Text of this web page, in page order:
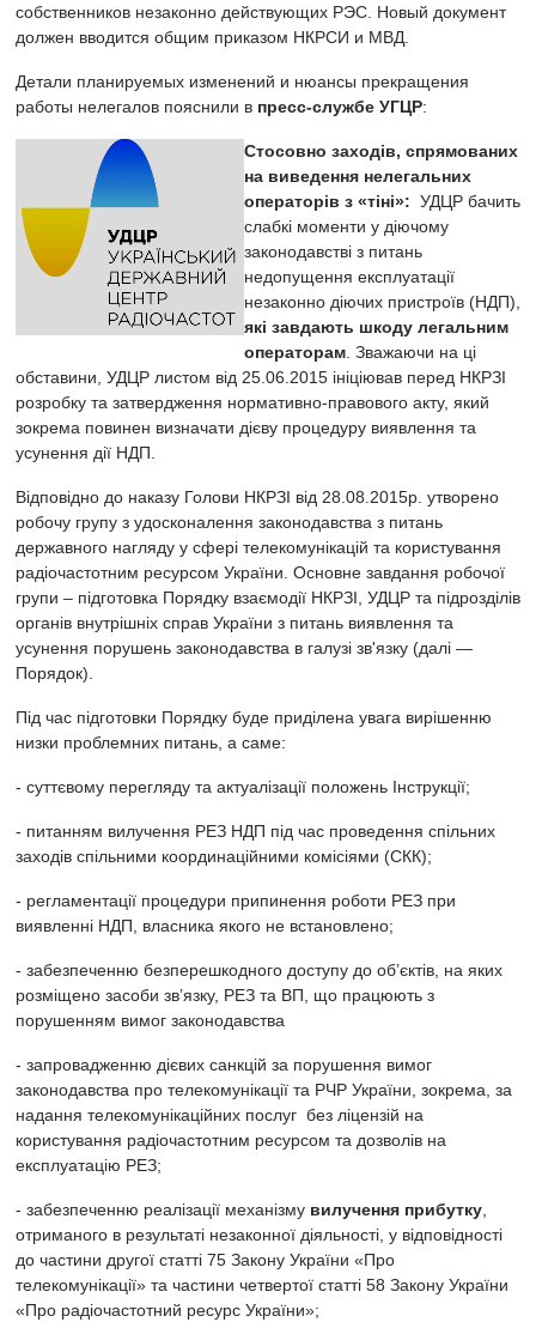
собственников незаконно действующих РЭС. Новый документ
должен вводится общим приказом НКРСИ и МВД.
Детали планируемых изменений и нюансы прекращения
работы нелегалов пояснили в пресс-службе УГЦР:
Стосовно заходів, спрямованих
на виведення нелегальних
операторів з «тіні»: УДЦР бачить
слабкі моменти у діючому
законодавстві з питань
недопущення експлуатації
незаконно діючих пристроїв (НДП),
які завдають шкоду легальним
операторам . Зважаючи на ці
обставини, УДЦР листом від 25.06.2015 ініціював перед НКРЗІ
розробку та затвердження нормативно-правового акту, який
зокрема повинен визначати дієву процедуру виявлення та
усунення дії НДП.
Відповідно до наказу Голови НКРЗІ від 28.08.2015р. утворено
робочу групу з удосконалення законодавства з питань
державного нагляду у сфері телекомунікацій та користування
радіочастотним ресурсом України. Основне завдання робочої
групи – підготовка Порядку взаємодії НКРЗІ, УДЦР та підрозділів
органів внутрішніх справ України з питань виявлення та
усунення порушень законодавства в галузі зв'язку (далі —
Порядок).
Під час підготовки Порядку буде приділена увага вирішенню
низки проблемних питань, а саме:
- суттєвому перегляду та актуалізації положень Інструкції;
- питанням вилучення РЕЗ НДП під час проведення спільних
заходів спільними координаційними комісіями (СКК);
- регламентації процедури припинення роботи РЕЗ при
виявленні НДП, власника якого не встановлено;
- забезпеченню безперешкодного доступу до об’єктів, на яких
розміщено засоби зв’язку, РЕЗ та ВП, що працюють з
порушенням вимог законодавства
- запровадженню дієвих санкцій за порушення вимог
законодавства про телекомунікації та РЧР України, зокрема, за
надання телекомунікаційних послуг без ліцензій на
користування радіочастотним ресурсом та дозволів на
експлуатацію РЕЗ;
- забезпеченню реалізації механізму вилучення прибутку
отриманого в результаті незаконної діяльності, у відповідності
до частини другої статті 75 Закону України «Про
телекомунікації» та частини четвертої статті 58 Закону України
«Про радіочастотний ресурс України»;